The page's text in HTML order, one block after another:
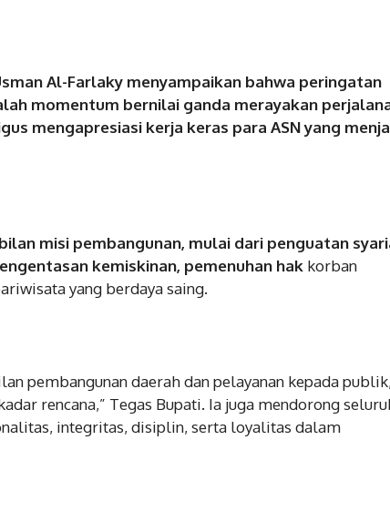
Al-Farlaky menyampaikan bahwa peringatan
momentum bernilai ganda merayakan
mengapresiasi kerja keras para ASN yang
misi pembangunan, mulai dari penguatan
kemiskinan, pemenuhan hak korban
yang berdaya saing.
pembangunan daerah dan pelayanan kepada publik,
rencana,” Tegas Bupati. Ia juga mendorong
integritas, disiplin, serta loyalitas dalam